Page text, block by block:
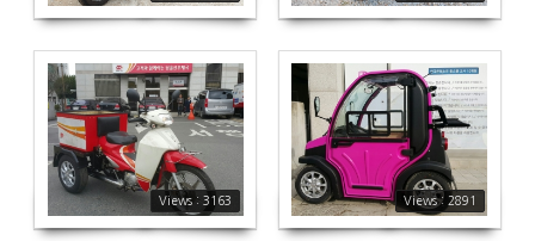
Views : 3163
3163
Views : 2891
2891